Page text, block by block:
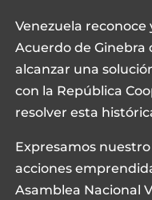
Venezuela
Acuerdo de Ginebra
alcanzar una
con la República
resolver esta
Expresamos
acciones
Asamblea Nacional